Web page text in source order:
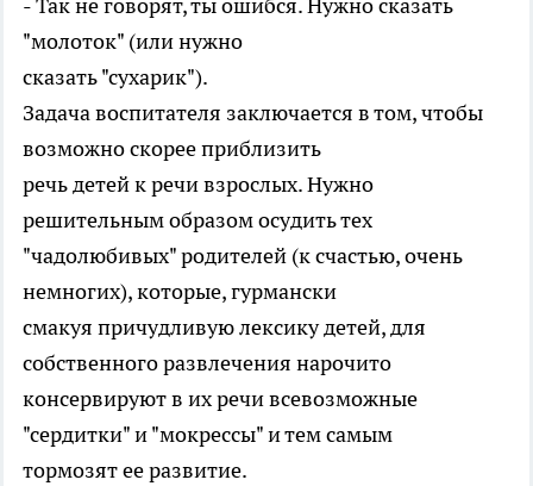
- Так не говорят, ты ошибся. Нужно сказать
"молоток" (или нужно
сказать "сухарик").
Задача воспитателя заключается в том, чтобы
возможно скорее приблизить
речь детей к речи взрослых. Нужно
решительным образом осудить тех
"чадолюбивых" родителей (к счастью, очень
немногих), которые, гурмански
смакуя причудливую лексику детей, для
собственного развлечения нарочито
консервируют в их речи всевозможные
"сердитки" и "мокрессы" и тем самым
тормозят ее развитие.